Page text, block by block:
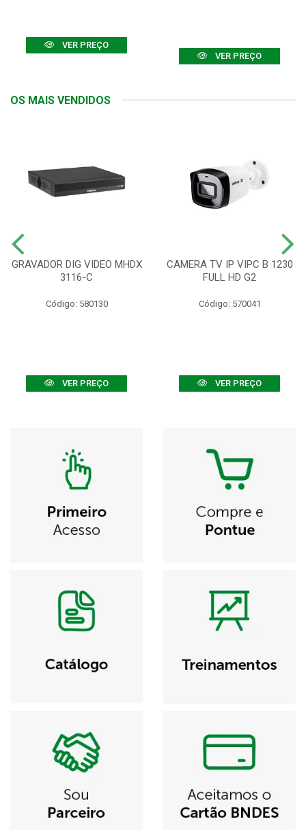
VER PREÇO
VER PREÇO
OS MAIS VENDIDOS
GRAVADOR DIG VIDEO MHDX
3116-C
Código: 580130
VER PREÇO
CAMERA TV IP VIPC B 1230
FULL HD G2
Código: 570041
VER PREÇO